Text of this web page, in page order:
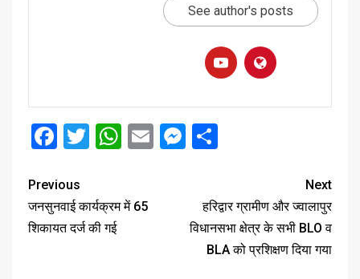
See author's posts
Facebook
Twitter
WhatsApp
EmailMessenger
Previous
जनसुनवाई कार्यक्रम में 65
शिकायत दर्ज की गई
Next
हरिद्वार ग्रामीण और ज्वालापुर
विधानसभा क्षेत्र के सभी BLO व
BLA को प्रशिक्षण दिया गया